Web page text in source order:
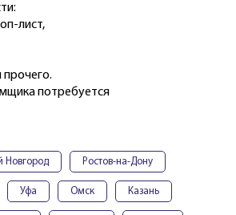
лист,
прочего.
потребуется
Новгород Ростов-на-Дону
Уфа Омск Казань